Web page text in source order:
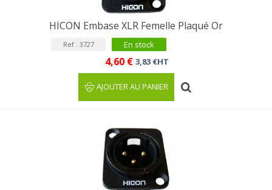
HICON Embase XLR Femelle Plaqué Or
Ref : 3727 En stock
4,60 € 3,83 €HT
AJOUTER AU PANIER